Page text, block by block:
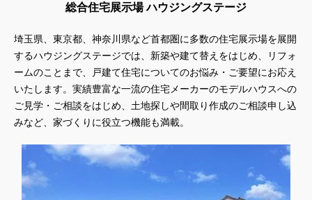
総合住宅展示場 ハウジングステージ
埼玉県、東京都、神奈川県など首都圏に多数の住宅展示場を展開
するハウジングステージでは、新築や建て替えをはじめ、リフォ
ームのことまで、戸建て住宅についてのお悩み・ご要望にお応え
いたします。実績豊富な一流の住宅メーカーのモデルハウスへの
ご見学・ご相談をはじめ、土地探しや間取り作成のご相談申し込
みなど、家づくりに役立つ機能も満載。